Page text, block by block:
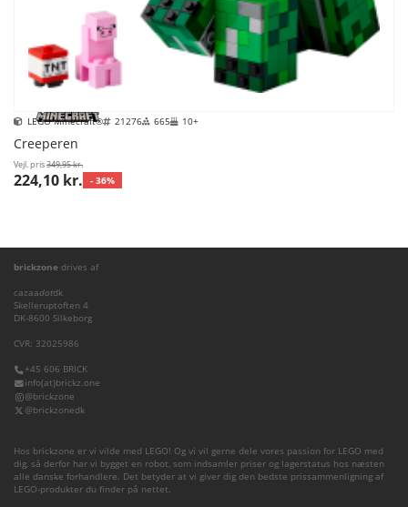
LEGO Minecraft® 21276 665 10+
Creeperen
Vejl. pris349,95 kr.
224,10 kr. - 36%
brickzone drives af
cazaadotdk
Skelleruptoften 4
DK-8600 Silkeborg
CVR: 32025986
+45 606 BRICK
info(at)brickz.one
@brickzone
@brickzonedk
Hos brickzone er vi vilde med LEGO! Og vi vil gerne dele vores passion for LEGO med
dig, så derfor har vi bygget en robot, som indsamler priser og lagerstatus hos næsten
alle danske forhandlere. Det betyder at vi giver dig den bedste prissammenligning af
LEGO-produkter du finder på nettet.